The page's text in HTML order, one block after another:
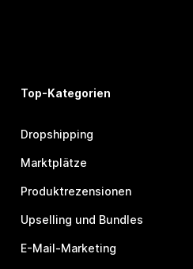
Top-Kategorien
Dropshipping
Marktplätze
Produktrezensionen
Upselling und Bundles
E-Mail-Marketing